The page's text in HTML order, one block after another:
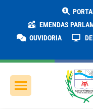
EMENDAS
OUVIDORIA